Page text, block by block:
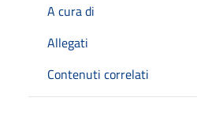
A cura di
Allegati
Contenuti correlati